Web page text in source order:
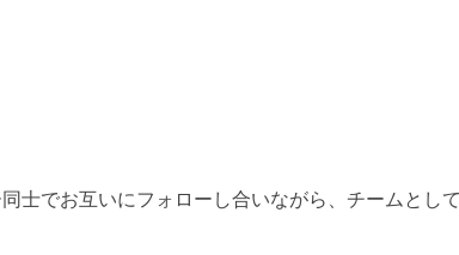
士でお互いにフォローし合いながら、チームとし